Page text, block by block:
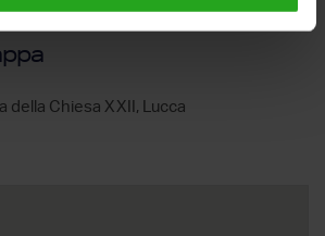
della Chiesa XXII, Lucca